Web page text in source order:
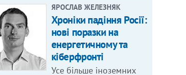
ЯРОСЛАВ ЖЕЛЕЗНЯК
Хроніки падіння Росії:
нові поразки на
енергетичному та
кіберфронті
Усе більше іноземних